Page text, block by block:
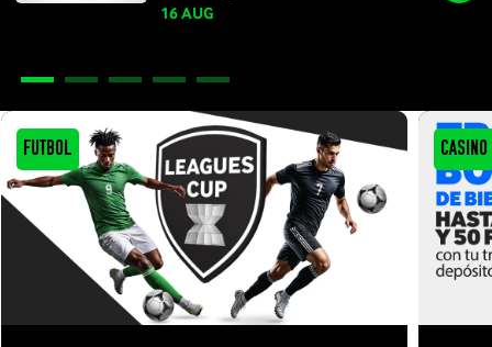
16 AUG
Futbol Casino